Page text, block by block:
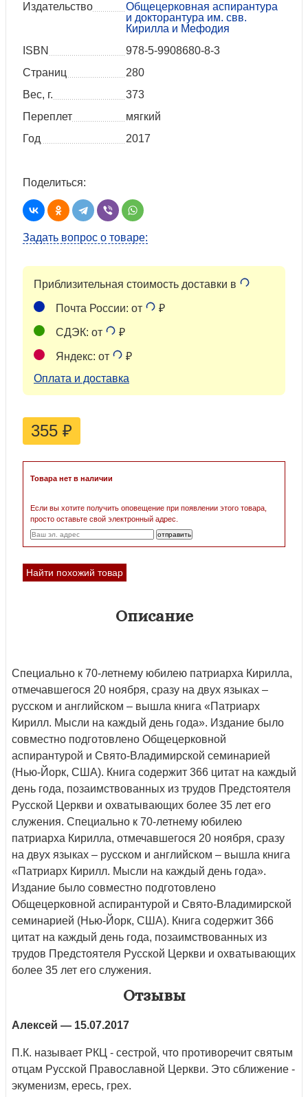
Издательство
Общецерковная аспирантура
и докторантура им. свв.
Кирилла и Мефодия
ISBN
978-5-9908680-8-3
Страниц
280
Вес, г.
373
Переплет
мягкий
Год
2017
Поделиться:
Задать вопрос о товаре:
Приблизительная стоимость доставки в
Почта России: от ₽
СДЭК: от ₽
Яндекс: от
₽
Оплата и доставка
355 ₽
Товара нет в наличии
Если вы хотите получить оповещение при появлении этого товара,
просто оставьте свой электронный адрес.
Найти похожий товар
Описание
Специально к 70-летнему юбилею патриарха Кирилла,
отмечавшегося 20 ноября, сразу на двух языках –
русском и английском – вышла книга «Патриарх
Кирилл. Мысли на каждый день года». Издание было
совместно подготовлено Общецерковной
аспирантурой и Свято-Владимирской семинарией
(Нью-Йорк, США). Книга содержит 366 цитат на каждый
день года, позаимствованных из трудов Предстоятеля
Русской Церкви и охватывающих более 35 лет его
служения. Специально к 70-летнему юбилею
патриарха Кирилла, отмечавшегося 20 ноября, сразу
на двух языках – русском и английском – вышла книга
«Патриарх Кирилл. Мысли на каждый день года».
Издание было совместно подготовлено
Общецерковной аспирантурой и Свято-Владимирской
семинарией (Нью-Йорк, США). Книга содержит 366
цитат на каждый день года, позаимствованных из
трудов Предстоятеля Русской Церкви и охватывающих
более 35 лет его служения.
Отзывы
Алексей — 15.07.2017
П.К. называет РКЦ - сестрой, что противоречит святым
отцам Русской Православной Церкви. Это сближение -
экуменизм, ересь, грех.